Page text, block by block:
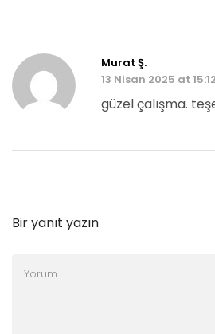
Murat Ş.
13 Nisan 2025 at 15:12
güzel çalışma.
Bir yanıt yazın